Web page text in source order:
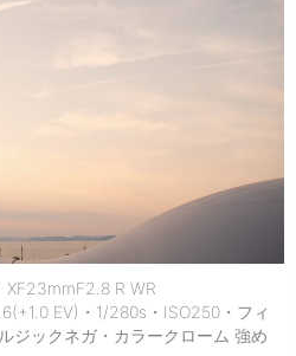
R WR
EV)・1/280s・ISO250・フィ
ジックネガ・カラークローム 強め